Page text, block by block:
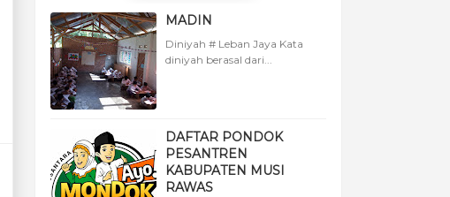
MADIN
Diniyah # Leban Jaya Kata
diniyah berasal dari...
DAFTAR PONDOK
PESANTREN
KABUPATEN MUSI
RAWAS